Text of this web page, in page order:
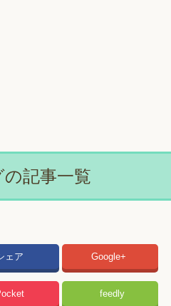
の記事一覧
ェア Google+
feedly